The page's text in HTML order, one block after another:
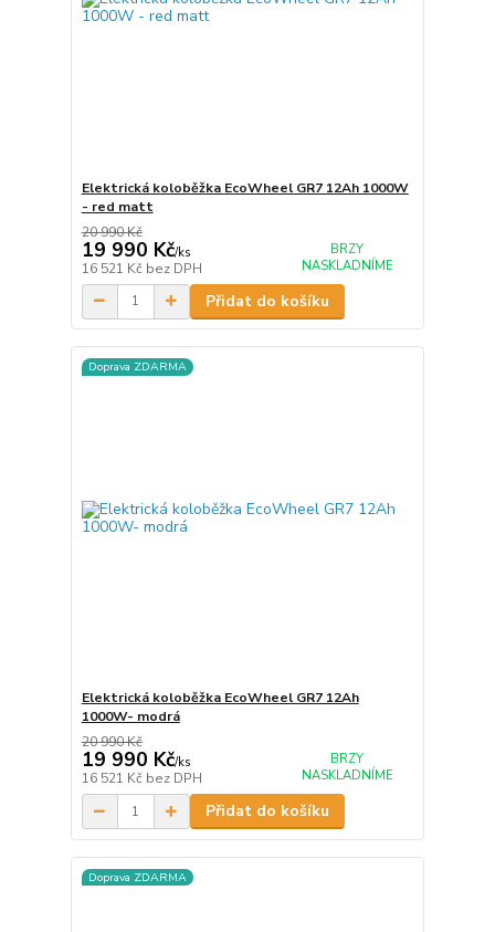
Elektrická koloběžka EcoWheel GR7 12Ah 1000W
- red matt
20 990 Kč
19 990 Kč/ks
16 521 Kč bez DPH
BRZY
NASKLADNÍME
Přidat do košíku
Doprava ZDARMA
Elektrická koloběžka EcoWheel GR7 12Ah
1000W- modrá
20 990 Kč
19 990 Kč/ks
16 521 Kč bez DPH
BRZY
NASKLADNÍME
Přidat do košíku
Doprava ZDARMA